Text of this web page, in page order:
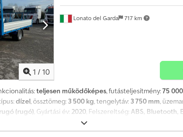
1 / 10
Lonato del Garda 717 km
teljesen működőképes, futásteljesítmény:75
dízel , össztömeg: 3 500 kg , tengelytáv: 3 750 mm ,
(rugó) , Gyártási év: 2020 , Felszereltség: ABS, Bluetooth,
légzsák, navigációs rendszer
kézi váltó + R Euro 6 B kategóriás jogosítvánnyal